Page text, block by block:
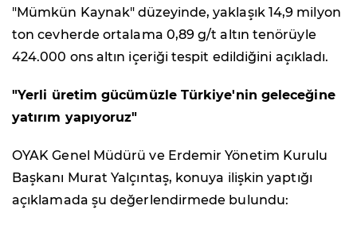
"Mümkün Kaynak" düzeyinde, yaklaşık 14,9 milyon
ton cevherde ortalama 0,89 g/t altın tenörüyle
424.000 ons altın içeriği tespit edildiğini açıkladı.
"Yerli üretim gücümüzle Türkiye'nin geleceğine
yatırım yapıyoruz"
OYAK Genel Müdürü ve Erdemir Yönetim Kurulu
Başkanı Murat Yalçıntaş, konuya ilişkin yaptığı
açıklamada şu değerlendirmede bulundu: